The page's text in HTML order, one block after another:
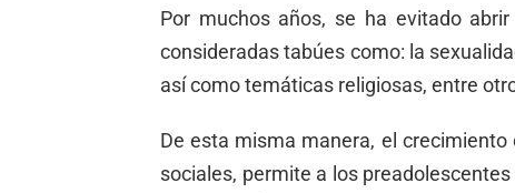
Por muchos años, se ha evitado
consideradas tabúes como: la
así como temáticas religiosas, entre
De esta misma manera, el
sociales, permite a los